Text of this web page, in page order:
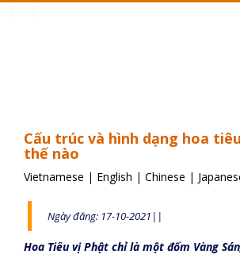
Cấu trúc và hình dạng hoa
thế nào
Vietnamese | English | Chinese |
Ngày đăng: 17-10-2021||
Hoa Tiêu vị Phật chỉ là một đốm Vàng